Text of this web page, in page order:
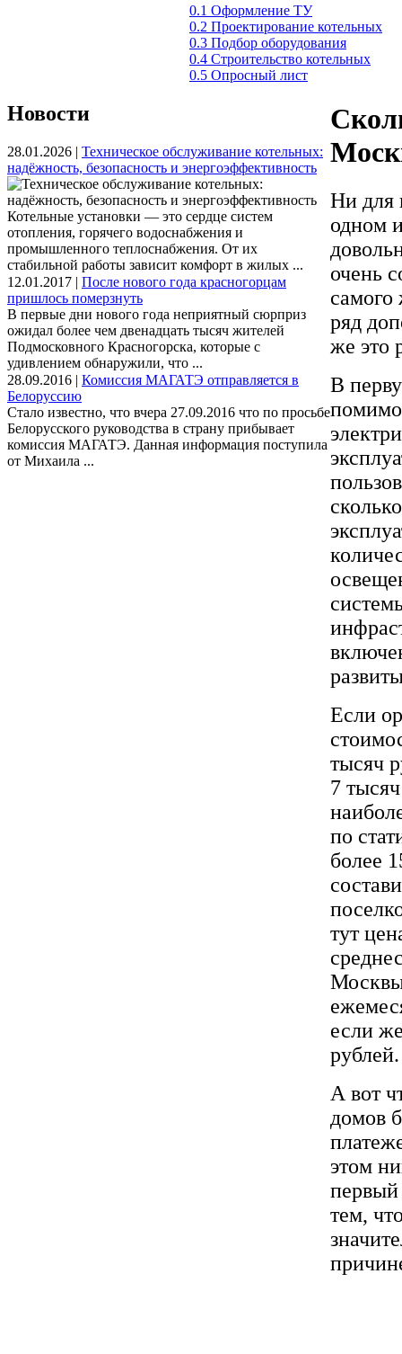
0.1 Оформление ТУ
0.2 Проектирование котельных
0.3 Подбор оборудования
0.4 Строительство котельных
0.5 Опросный лист
Новости
28.01.2026 | Техническое обслуживание котельных:
надёжность, безопасность и энергоэффективность
Котельные установки — это сердце систем
отопления, горячего водоснабжения и
промышленного теплоснабжения. От их
стабильной работы зависит комфорт в жилых ...
12.01.2017 | После нового года красногорцам
пришлось померзнуть
В первые дни нового года неприятный сюрприз
ожидал более чем двенадцать тысяч жителей
Подмосковного Красногорска, которые с
удивлением обнаружили, что ...
28.09.2016 | Комиссия МАГАТЭ отправляется в
Белоруссию
Стало известно, что вчера 27.09.2016 что по просьбе
Белорусского руководства в страну прибывает
комиссия МАГАТЭ. Данная информация поступила
от Михаила ...
Ни для
одном
очень
самого
ряд
же это
В
помимо
Если
тысяч
7
по
более
тут
если
рублей.
А вот
домов
этом
первый
тем,